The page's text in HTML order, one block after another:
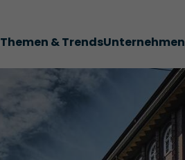
Themen & TrendsUnternehmen